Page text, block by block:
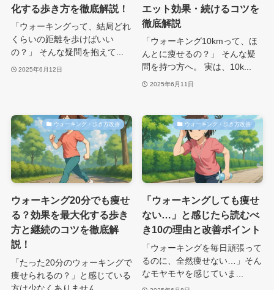
化する歩き方を徹底解説！
「ウォーキングって、結局どれ
くらいの距離を歩けばいい
の？」 そんな疑問を抱えて...
2025年6月12日
エット効果・続けるコツを
徹底解説
「ウォーキング10kmって、ほ
んとに痩せるの？」 そんな疑
問を持つ方へ。 実は、10k...
2025年6月11日
ウォーキング・歩き方改善
ウォーキング20分でも痩せ
る？効果を最大化する歩き
方と継続のコツを徹底解
説！
「たった20分のウォーキングで
痩せられるの？」と感じている
方は少なくありません...
ウォーキング・歩き方改善
「ウォーキングしても痩せ
ない…」と感じたら読むべ
き10の理由と改善ポイント
「ウォーキングを毎日頑張って
るのに、全然痩せない…」そん
なモヤモヤを感じていま...